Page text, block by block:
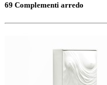
69 Complementi arredo